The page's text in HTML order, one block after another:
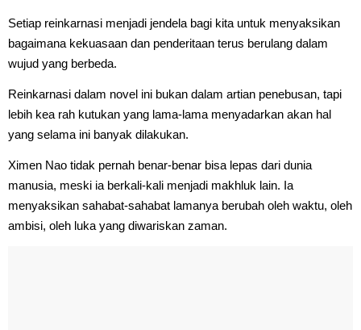
Setiap reinkarnasi menjadi jendela bagi kita untuk menyaksikan
bagaimana kekuasaan dan penderitaan terus berulang dalam
wujud yang berbeda.
Reinkarnasi dalam novel ini bukan dalam artian penebusan, tapi
lebih kea rah kutukan yang lama-lama menyadarkan akan hal
yang selama ini banyak dilakukan.
Ximen Nao tidak pernah benar-benar bisa lepas dari dunia
manusia, meski ia berkali-kali menjadi makhluk lain. Ia
menyaksikan sahabat-sahabat lamanya berubah oleh waktu, oleh
ambisi, oleh luka yang diwariskan zaman.